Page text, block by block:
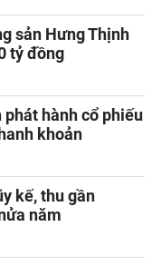
sản Hưng Thịnh
tỷ đồng
hành cổ phiếu
khoản
kế, thu gần
năm